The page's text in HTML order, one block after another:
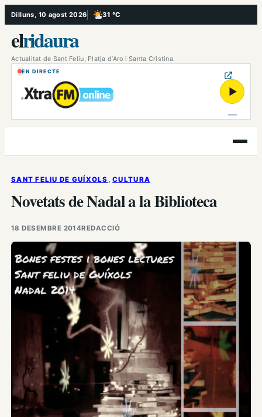
Vés
al
contingut
Dilluns, 10 agost 2026 31 °C
, Poc ennuvolat
elridaura
Actualitat de Sant Feliu, Platja d’Aro i Santa Cristina.
EN DIRECTE
▶
Obre
el
SANT FELIU DE GUÍXOLS , CULTURA
Novetats de Nadal a la Biblioteca
18 DESEMBRE 2014REDACCIÓ